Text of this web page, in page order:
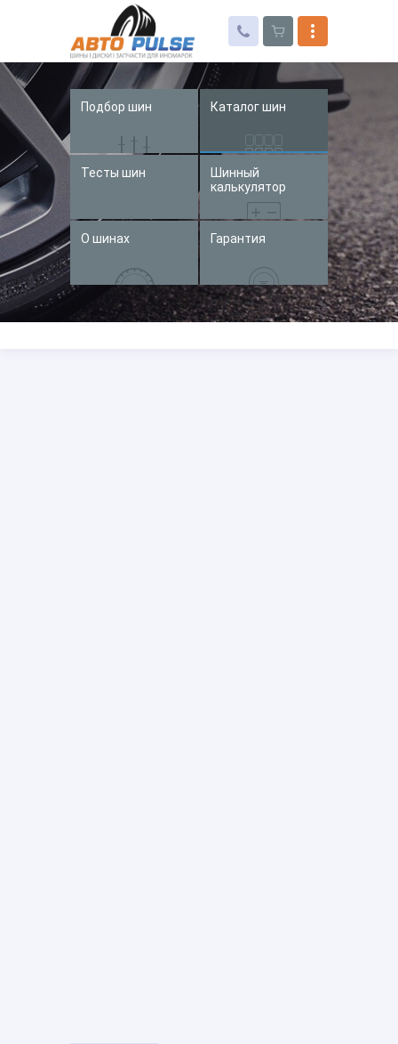
Автошины
Колесные диски
Запчасти для иномарок
Доставка и оплата
Контакты
Подбор шин Каталог шин
Тесты шин
Шинный
калькулятор
О шинах Гарантия